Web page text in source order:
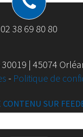
02 38 69 80 80
| 45074
- Politique de
SUR